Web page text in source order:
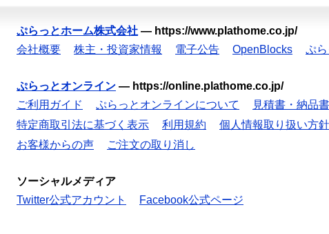
ぷらっとホーム株式会社 — https://www.plathome.co.jp/
会社概要
株主・投資家情報 電子公告 OpenBlocks ぷ
ぷらっとオンライン — https://online.plathome.co.jp/
ご利用ガイド
ぷらっとオンラインについて 見積書・納品
特定商取引法に基づく表示
利用規約 個人情報取り扱い方針
お客様からの声
ご注文の取り消し
ソーシャルメディア
Twitter公式アカウント
Facebook公式ページ